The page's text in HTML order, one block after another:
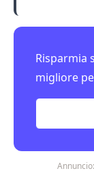
Risparmia
migliore